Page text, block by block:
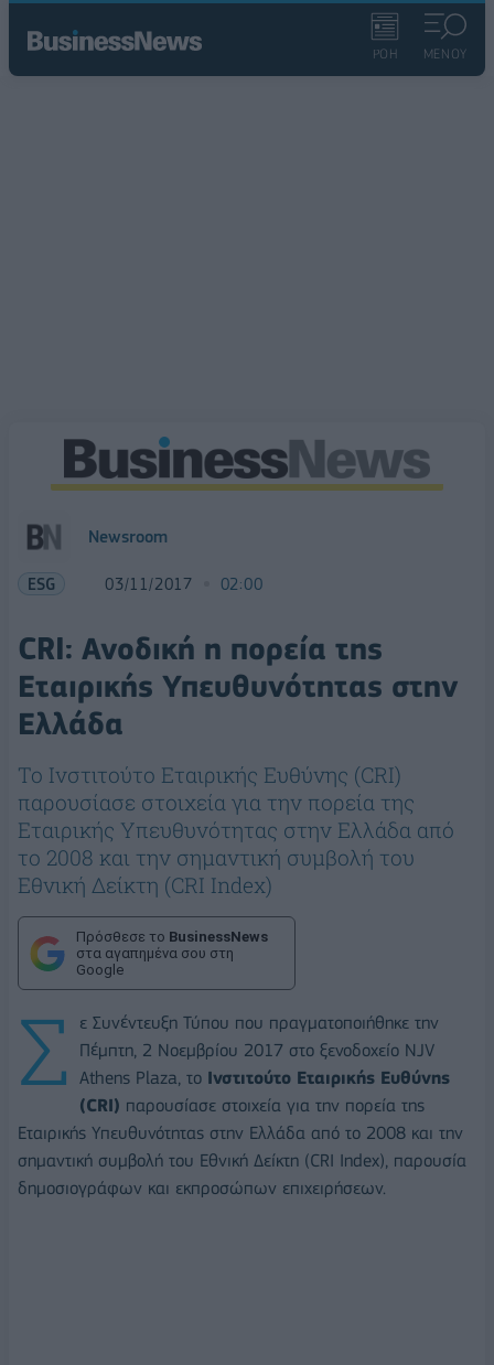
ΡΟΗ ΜΕΝΟΥ
Newsroom
ESG 03/11/2017 02:00
CRI: Ανοδική η πορεία της
Εταιρικής Υπευθυνότητας στην
Ελλάδα
Το Ινστιτούτο Εταιρικής Ευθύνης (CRI)
παρουσίασε στοιχεία για την πορεία της
Εταιρικής Υπευθυνότητας στην Ελλάδα από
το 2008 και την σημαντική συμβολή του
Εθνική Δείκτη (CRI Index)
Πρόσθεσε το BusinessNews
στα αγαπημένα σου στη
Google
Σ
ε Συνέντευξη Τύπου που πραγματοποιήθηκε την
Πέμπτη, 2 Νοεμβρίου 2017 στο ξενοδοχείο NJV
Athens Plaza, το Ινστιτούτο Εταιρικής Ευθύνης
(CRI) παρουσίασε στοιχεία για την πορεία της
Εταιρικής Υπευθυνότητας στην Ελλάδα από το 2008 και την
σημαντική συμβολή του Εθνική Δείκτη (CRI Index), παρουσία
δημοσιογράφων και εκπροσώπων επιχειρήσεων.